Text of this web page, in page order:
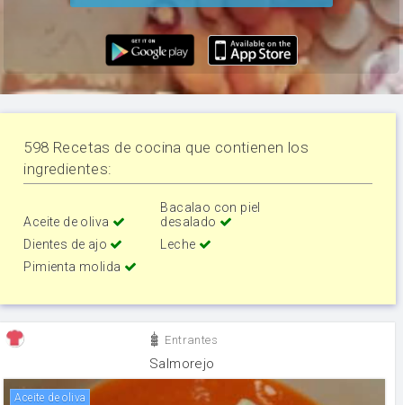
598 Recetas de cocina que contienen los
ingredientes:
Aceite de oliva
Bacalao con piel
desalado
Dientes de ajo
Leche
Pimienta molida
Entrantes
Salmorejo
aceite de oliva